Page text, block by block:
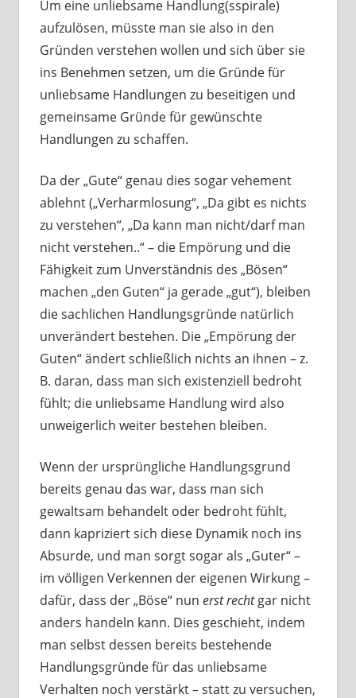
Um eine unliebsame Handlung(sspirale)
aufzulösen, müsste man sie also in den
Gründen verstehen wollen und sich über sie
ins Benehmen setzen, um die Gründe für
unliebsame Handlungen zu beseitigen und
gemeinsame Gründe für gewünschte
Handlungen zu schaffen.
Da der „Gute“ genau dies sogar vehement
ablehnt („Verharmlosung“, „Da gibt es nichts
zu verstehen“, „Da kann man nicht/darf man
nicht verstehen..“ – die Empörung und die
Fähigkeit zum Unverständnis des „Bösen“
machen „den Guten“ ja gerade „gut“), bleiben
die sachlichen Handlungsgründe natürlich
unverändert bestehen. Die „Empörung der
Guten“ ändert schließlich nichts an ihnen – z.
B. daran, dass man sich existenziell bedroht
fühlt; die unliebsame Handlung wird also
unweigerlich weiter bestehen bleiben.
Wenn der ursprüngliche Handlungsgrund
bereits genau das war, dass man sich
gewaltsam behandelt oder bedroht fühlt,
dann kapriziert sich diese Dynamik noch ins
Absurde, und man sorgt sogar als „Guter“ –
im völligen Verkennen der eigenen Wirkung –
dafür, dass der „Böse“ nun erst rechtgar nicht
anders handeln kann. Dies geschieht, indem
man selbst dessen bereits bestehende
Handlungsgründe für das unliebsame
Verhalten noch verstärkt – statt zu versuchen,